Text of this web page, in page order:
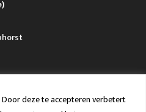
deze te accepteren verbetert